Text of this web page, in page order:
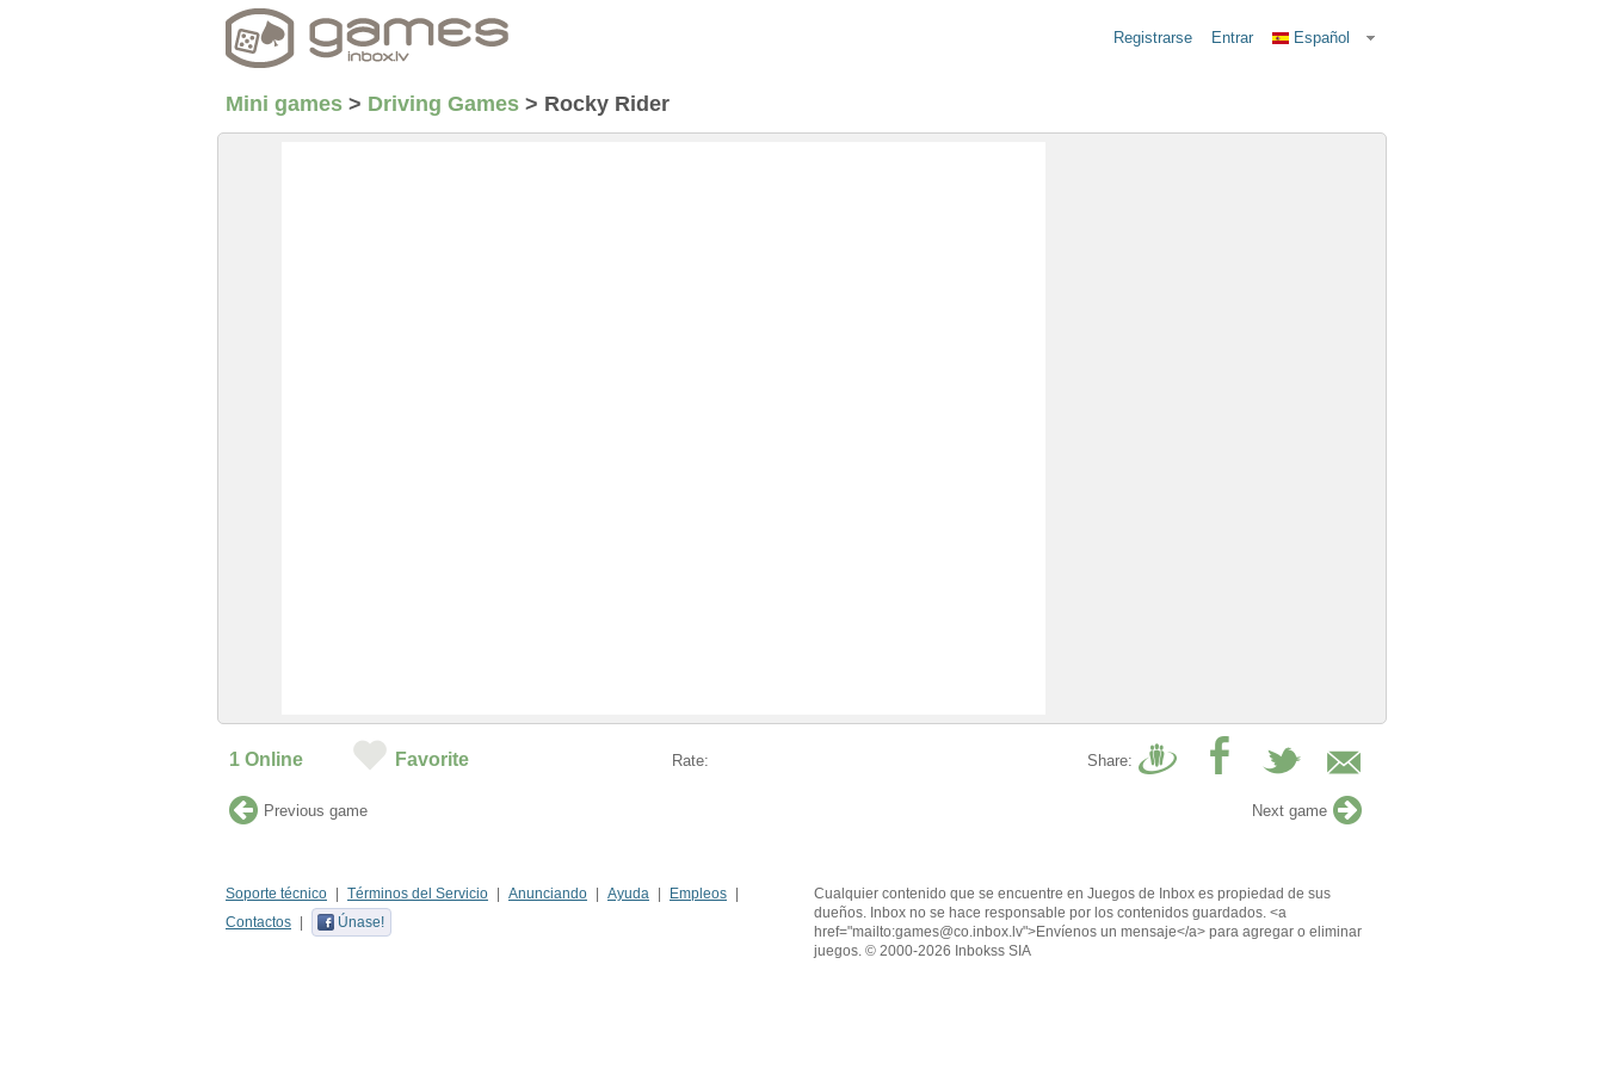
Registrarse Entrar Español
Mini games > Driving Games > Rocky Rider
1 Online Favorite Rate: Share:
Previous game Next game
Soporte técnico Términos del Servicio Anunciando Ayuda
Empleos
Contactos
Únase!
Cualquier contenido que se encuentre en Juegos de Inbox es propiedad de sus
dueños. Inbox no se hace responsable por los contenidos guardados. <a
href="mailto:games@co.inbox.lv">Envíenos un mensaje</a> para agregar o eliminar
juegos. © 2000-2026 Inbokss SIA